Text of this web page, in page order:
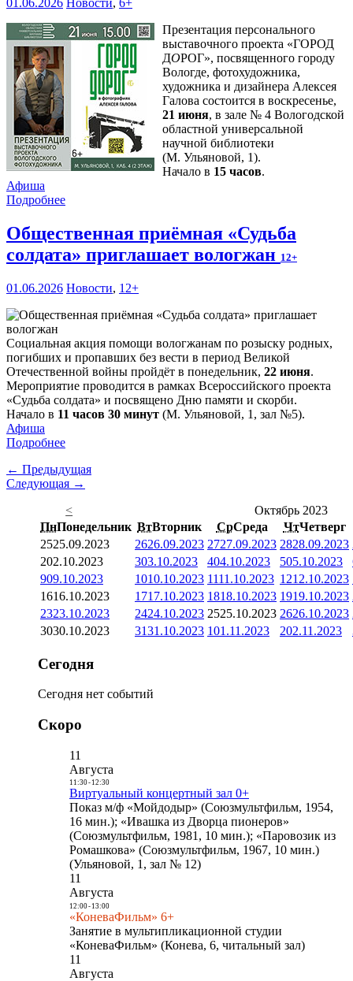
01.06.2026 Новости, 6+
Презентация персонального
выставочного проекта «ГОРОД
ДОРОГ», посвященного городу
Вологде, фотохудожника,
художника и дизайнера Алексея
Галова состоится в воскресенье,
21 июня, в зале № 4 Вологодской
областной универсальной
научной библиотеки
(М. Ульяновой, 1).
Начало в 15 часов.
Афиша
Подробнее
Общественная приёмная «Судьба
солдата» приглашает вологжан 12+
01.06.2026 Новости, 12+
Социальная акция помощи вологжанам по розыску родных,
погибших и пропавших без вести в период Великой
Отечественной войны пройдёт в понедельник, 22 июня.
Мероприятие проводится в рамках Всероссийского проекта
«Судьба солдата» и посвящено Дню памяти и скорби.
Начало в 11 часов 30 минут (М. Ульяновой, 1, зал №5).
Афиша
Подробнее
← Предыдущая
Следующая →
<
Октябрь 2023
ПнПонедельник ВтВторник СрСреда ЧтЧетверг
2525.09.2023 2626.09.2023 2727.09.2023 2828.09.2023
202.10.2023 303.10.2023 404.10.2023 505.10.2023
909.10.2023 1010.10.2023 1111.10.2023 1212.10.2023
1616.10.2023 1717.10.2023 1818.10.2023 1919.10.2023
2323.10.2023 2424.10.2023 2525.10.2023 2626.10.2023
3030.10.2023 3131.10.2023 101.11.2023 202.11.2023
Сегодня
Сегодня нет событий
Скоро
11
Августа
11:30- 12:30
Виртуальный концертный зал 0+
Показ м/ф «Мойдодыр» (Союзмультфильм, 1954,
16 мин.); «Ивашка из Дворца пионеров»
(Союзмультфильм, 1981, 10 мин.); «Паровозик из
Ромашкова» (Союзмультфильм, 1967, 10 мин.)
(Ульяновой, 1, зал № 12)
11
Августа
12:00- 13:00
«КоневаФильм» 6+
Занятие в мультипликационной студии
«КоневаФильм» (Конева, 6, читальный зал)
11
Августа